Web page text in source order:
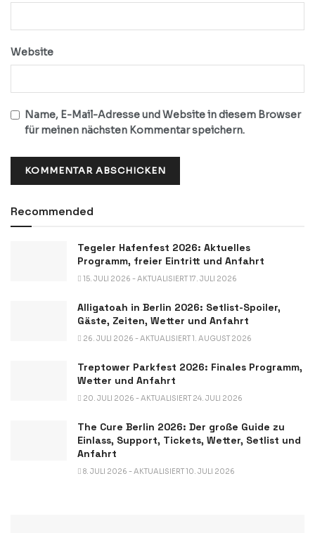
Website
Name, E-Mail-Adresse und Website in diesem Browser
für meinen nächsten Kommentar speichern.
Recommended
Tegeler Hafenfest 2026: Aktuelles
Programm, freier Eintritt und Anfahrt
15. JULI 2026 - AKTUALISIERT 17. JULI 2026
Alligatoah in Berlin 2026: Setlist-Spoiler,
Gäste, Zeiten, Wetter und Anfahrt
26. JULI 2026 - AKTUALISIERT 1. AUGUST 2026
Treptower Parkfest 2026: Finales Programm,
Wetter und Anfahrt
20. JULI 2026 - AKTUALISIERT 24. JULI 2026
The Cure Berlin 2026: Der große Guide zu
Einlass, Support, Tickets, Wetter, Setlist und
Anfahrt
8. JULI 2026 - AKTUALISIERT 10. JULI 2026